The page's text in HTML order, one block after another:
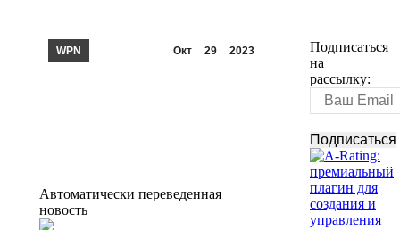
Окт 29 2023
WPN
Автоматически переведенная
новость
Подписаться
на
рассылку: